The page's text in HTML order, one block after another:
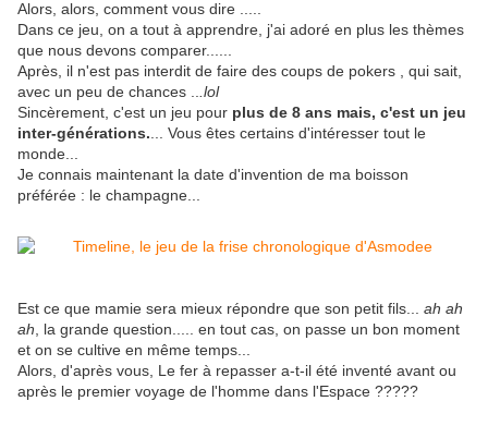
Alors, alors, comment vous dire .....
Dans ce jeu, on a tout à apprendre, j'ai adoré en plus les thèmes
que nous devons comparer......
Après, il n'est pas interdit de faire des coups de pokers , qui sait,
avec un peu de chances ..
.lol
Sincèrement, c'est un jeu pour plus de 8 ans mais, c'est un jeu
inter-générations. ... Vous êtes certains d'intéresser tout le
monde...
Je connais maintenant la date d'invention de ma boisson
préférée : le champagne...
Est ce que mamie sera mieux répondre que son petit fils... ah ah
ah , la grande question..... en tout cas, on passe un bon moment
et on se cultive en même temps...
Alors, d'après vous, Le fer à repasser a-t-il été inventé avant ou
après le premier voyage de l'homme dans l'Espace ?????